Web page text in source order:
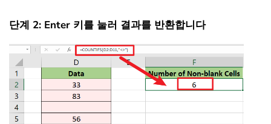
단계 2: Enter 키를 눌러 결과를 반환합니다